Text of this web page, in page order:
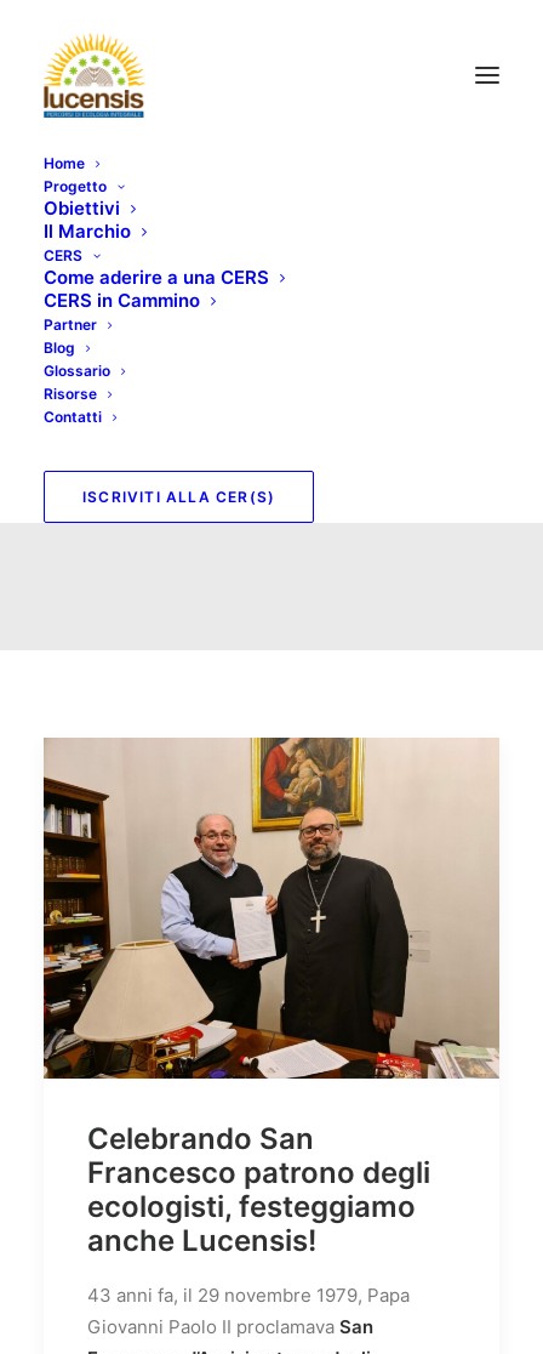
Home
Progetto
Obiettivi
Il Marchio
CERS
Come aderire a una CERS
CERS in Cammino
Partner
Blog
Glossario
Risorse
Contatti
ISCRIVITI ALLA CER(S)
Mese: Novembre
Celebrando San
Francesco patrono degli
ecologisti, festeggiamo
anche Lucensis!
43 anni fa, il 29 novembre 1979, Papa
Giovanni Paolo II proclamava San